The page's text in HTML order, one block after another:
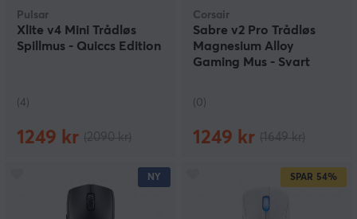
Pulsar
Xlite v4 Mini Trådløs
Spillmus - Quiccs Edition
(4)
1249 kr
Corsair
Sabre v2 Pro Trådløs
Magnesium Alloy
Gaming Mus - Svart
(0)
1249 kr
NY SPAR 54%